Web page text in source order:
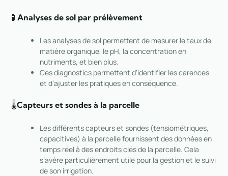
🧪Analyses de sol par prélèvement
Les analyses de sol permettent de mesurer le taux de
matière organique, le pH, la concentration en
nutriments, et bien plus.
Ces diagnostics permettent d’identifier les carences
et d’ajuster les pratiques en conséquence.
🌡️Capteurs et sondes à la parcelle
Les différents capteurs et sondes (tensiométriques,
capacitives) à la parcelle fournissent des données en
temps réel à des endroits clés de la parcelle. Cela
s’avère particulièrement utile pour la gestion et le suivi
de son irrigation.